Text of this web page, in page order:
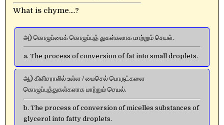
What is chyme....?
அ) கொழுப்பைக் கொழுப்புத் துகள்களாக மாற்றும் செயல்.
a. The process of conversion of fat into small droplets.
ஆ) கிளிசராலில் உள்ள / மைசெல் பொருட்களை
கொழுப்புத்துகள்களாக மாற்றும் செயல்.
b. The process of conversion of micelles substances of
glycerol into fatty droplets.